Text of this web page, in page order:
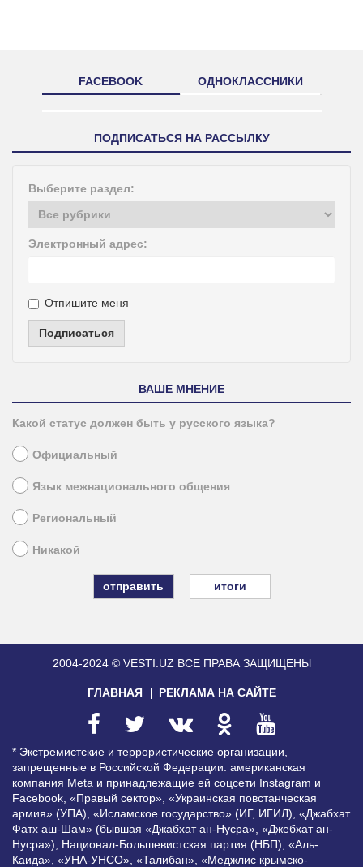
FACEBOOK ОДНОКЛАССНИКИ
ПОДПИСАТЬСЯ НА РАССЫЛКУ
Выберите раздел:
Электронный адрес:
Отпишите меня
Подписаться
ВАШЕ МНЕНИЕ
Какой статус должен быть у русского языка?
Официальный
Язык межнационального общения
Региональный
Никакой
итоги
2004-2024 © VESTI.UZ ВСЕ ПРАВА ЗАЩИЩЕНЫ
ГЛАВНАЯ РЕКЛАМА НА САЙТЕ
* Экстремистские и террористические организации,
запрещенные в Российской Федерации: американская
компания Meta и принадлежащие ей соцсети Instagram и
Facebook, «Правый сектор», «Украинская повстанческая
армия» (УПА), «Исламское государство» (ИГ, ИГИЛ), «Джабхат
Фатх аш-Шам» (бывшая «Джабхат ан-Нусра», «Джебхат ан-
Нусра»), Национал-Большевистская партия (НБП), «Аль-
Каида», «УНА-УНСО», «Талибан», «Меджлис крымско-